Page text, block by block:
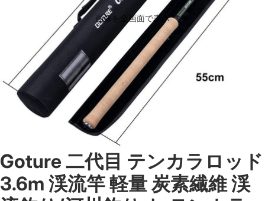
画像を全画面で表示
Goture 二代目 テンカラロッド
3.6m 渓流竿 軽量 炭素繊維 渓